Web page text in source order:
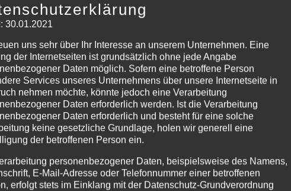
CURA SPORT
COOLNESS
46,84€ Enthält 7% Mehrwertsteuer zzgl.Versand
Lieferzeit: sofort lieferbar
In den Warenkorb Details
30.01.2021
uns sehr über Ihr Interesse an unserem Unternehmen. Eine
der Internetseiten ist grundsätzlich ohne jede Angabe
Daten möglich. Sofern eine betroffene Person
Services unseres Unternehmens über unsere Internetseite in
nehmen möchte, könnte jedoch eine Verarbeitung
Daten erforderlich werden. Ist die Verarbeitung
Daten erforderlich und besteht für eine solche
keine gesetzliche Grundlage, holen wir generell eine
der betroffenen Person ein.
personenbezogener Daten, beispielsweise des Namens,
E-Mail-Adresse oder Telefonnummer einer betroffenen
erfolgt stets im Einklang mit der Datenschutz-Grundverordnung